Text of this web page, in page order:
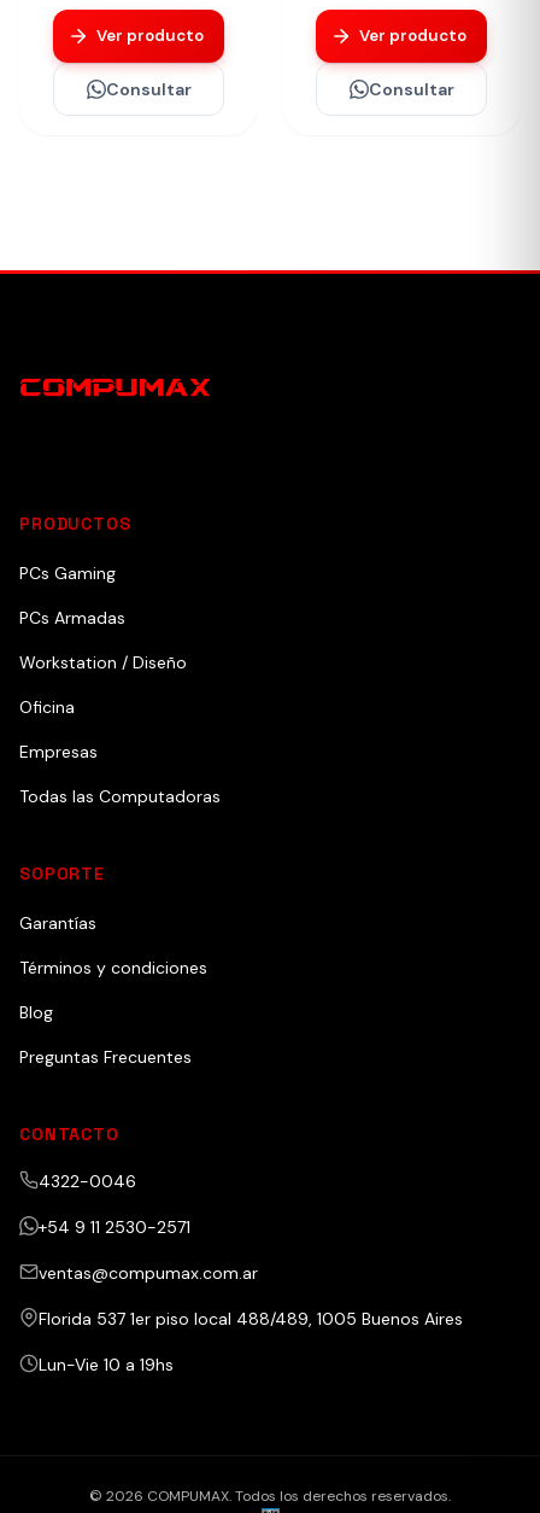
Ver producto
Consultar
Ver producto
Consultar
PRODUCTOS
PCs Gaming
PCs Armadas
Workstation / Diseño
Oficina
Empresas
Todas las Computadoras
SOPORTE
Garantías
Términos y condiciones
Blog
Preguntas Frecuentes
CONTACTO
4322-0046
+54 9 11 2530-2571
ventas@compumax.com.ar
Florida 537 1er piso local 488/489, 1005 Buenos Aires
Lun-Vie 10 a 19hs
© 2026 COMPUMAX. Todos los derechos reservados.